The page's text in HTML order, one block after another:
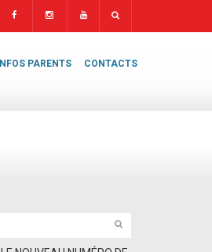
INFOS PARENTS CONTACTS